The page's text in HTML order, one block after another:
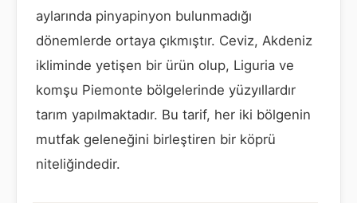
aylarında pinyapinyon bulunmadığı
dönemlerde ortaya çıkmıştır. Ceviz, Akdeniz
ikliminde yetişen bir ürün olup, Liguria ve
komşu Piemonte bölgelerinde yüzyıllardır
tarım yapılmaktadır. Bu tarif, her iki bölgenin
mutfak geleneğini birleştiren bir köprü
niteliğindedir.